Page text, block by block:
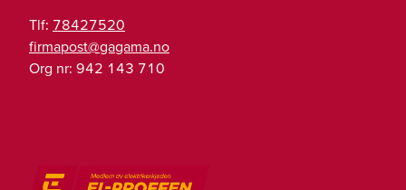
Tlf: 78427520
on.amagag@tsopamrif
Org nr: 942 143 710